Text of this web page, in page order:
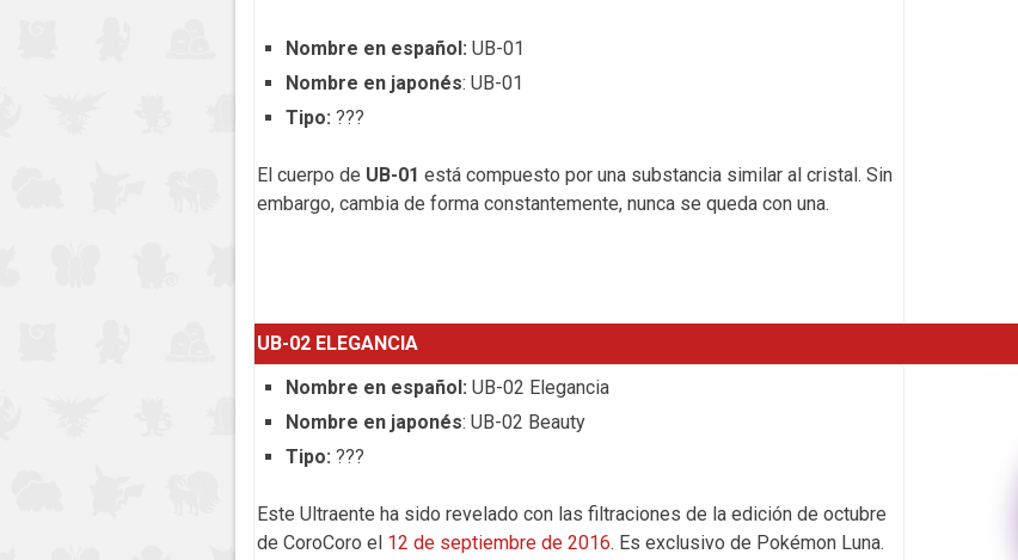
Nombre en español: UB-01
Nombre en japonés: UB-01
Tipo: ???
El cuerpo de UB-01 está compuesto por una substancia similar al cristal. Sin
embargo, cambia de forma constantemente, nunca se queda con una.
UB-02 ELEGANCIA
Nombre en español: UB-02 Elegancia
Nombre en japonés: UB-02 Beauty
Tipo: ???
Este Ultraente ha sido revelado con las filtraciones de la edición de octubre
de CoroCoro el 12 de septiembre de 2016. Es exclusivo de Pokémon Luna.